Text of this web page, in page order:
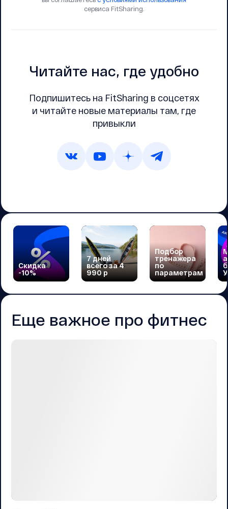
сервиса FitSharing.
Читайте нас, где удобно
Подпишитесь на FitSharing в соцсетях
и читайте новые материалы там, где
привыкли
Скидка
-10%
7 дней
всего за 4
990 р
Подбор
тренажера
по
параметрам
Еще важное про фитнес